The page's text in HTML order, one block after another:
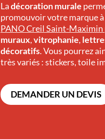
Ladécoration murale
promouvoir votre marque
PANO Creil Saint-Maximin
muraux,vitrophanie,
décoratifs. Vous pourrez
très variés : stickers, toile
DEMANDER UN DEVIS